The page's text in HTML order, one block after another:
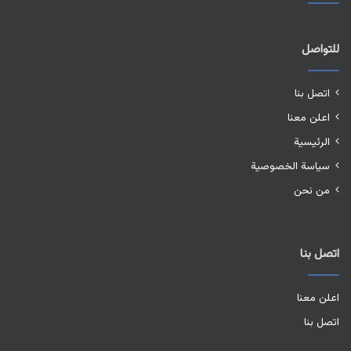
للتواصل
اتصل بنا
اعلن معنا
الرئيسية
سياسة الخصوصية
من نحن
اتصل بنا
اعلن معنا
اتصل بنا